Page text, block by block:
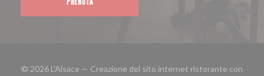
PRENOTA
© 2026 L'Alsace — Creazione del sito internet ristorante con